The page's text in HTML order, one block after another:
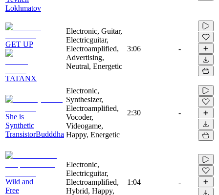
Lokhmatov
GET UP
TATANX
Electronic, Guitar,
Electricguitar,
Electroamplified,
Advertising,
Neutral, Energetic
3:06 -
She is
Synthetic
TransistorBudddha
Electronic,
Synthesizer,
Electroamplified,
Vocoder,
Videogame,
Happy, Energetic
2:30 -
Wild and
Free
Electronic,
Electricguitar,
Electroamplified,
Hybrid, Happy,
1:04 -